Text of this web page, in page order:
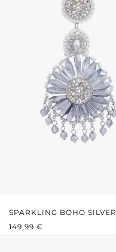
SPARKLING BOHO SILVER
PRIX RÉGULIER :
149,99 €